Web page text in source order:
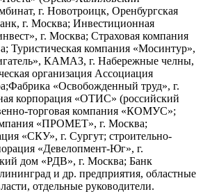
г. Новотроицк, Оренбургская
г. Москва; Инвестиционная
г. Москва; Страховая компания
Туристическая компания «Мосинтур»,
КАМАЗ, г. Набережные челны,
организация Ассоциация
«Освобожденный труд», г.
корпорация «ОТИС» (российский
торговая компания «КОМУС»;
«ПРОМЕТ», г. Москва;
«СКУ», г. Сургут; строительно-
«Девелопмент-Юг», г.
дом «РДВ», г. Москва; Банк
и др. предприятия, областные
отдельные руководители.